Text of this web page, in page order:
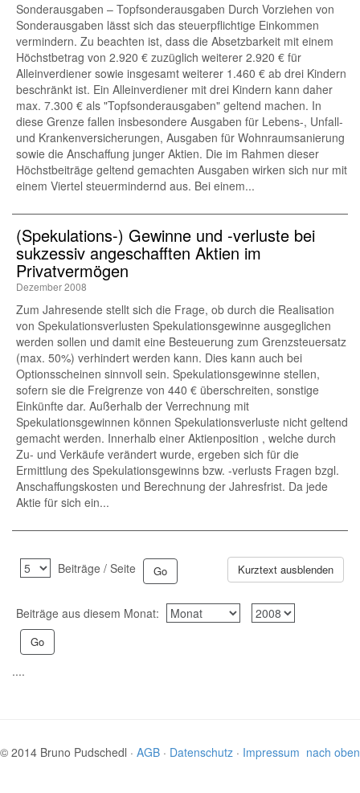
Sonderausgaben – Topfsonderausgaben Durch Vorziehen von
Sonderausgaben lässt sich das steuerpflichtige Einkommen
vermindern. Zu beachten ist, dass die Absetzbarkeit mit einem
Höchstbetrag von 2.920 € zuzüglich weiterer 2.920 € für
Alleinverdiener sowie insgesamt weiterer 1.460 € ab drei Kindern
beschränkt ist. Ein Alleinverdiener mit drei Kindern kann daher
max. 7.300 € als "Topfsonderausgaben" geltend machen. In
diese Grenze fallen insbesondere Ausgaben für Lebens-, Unfall-
und Krankenversicherungen, Ausgaben für Wohnraumsanierung
sowie die Anschaffung junger Aktien. Die im Rahmen dieser
Höchstbeiträge geltend gemachten Ausgaben wirken sich nur mit
einem Viertel steuermindernd aus. Bei einem...
(Spekulations-) Gewinne und -verluste bei
sukzessiv angeschafften Aktien im
Privatvermögen
Dezember 2008
Zum Jahresende stellt sich die Frage, ob durch die Realisation
von Spekulationsverlusten Spekulationsgewinne ausgeglichen
werden sollen und damit eine Besteuerung zum Grenzsteuersatz
(max. 50%) verhindert werden kann. Dies kann auch bei
Optionsscheinen sinnvoll sein. Spekulationsgewinne stellen,
sofern sie die Freigrenze von 440 € überschreiten, sonstige
Einkünfte dar. Außerhalb der Verrechnung mit
Spekulationsgewinnen können Spekulationsverluste nicht geltend
gemacht werden. Innerhalb einer Aktienposition , welche durch
Zu- und Verkäufe verändert wurde, ergeben sich für die
Ermittlung des Spekulationsgewinns bzw. -verlusts Fragen bzgl.
Anschaffungskosten und Berechnung der Jahresfrist. Da jede
Aktie für sich ein...
Beiträge / Seite Kurztext ausblenden
Beiträge aus diesem Monat:
....
nach oben
© 2014 Bruno Pudschedl · AGB · Datenschutz · Impressum